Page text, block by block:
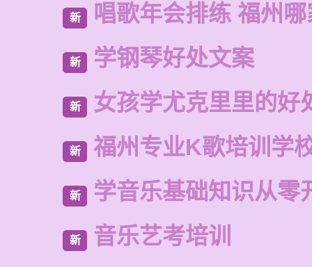
新 唱歌年会排练 福州
新 学钢琴好处文案
新 女孩学尤克里里的好
新 福州专业K歌培训学
新 学音乐基础知识从零
新 音乐艺考培训